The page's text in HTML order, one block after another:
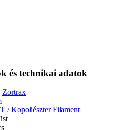
és technikai adatok
Zortrax
/ Kopoliészter Filament